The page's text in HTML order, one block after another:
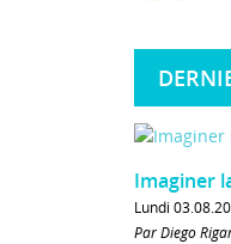
Imaginer
Lundi
Par Diego